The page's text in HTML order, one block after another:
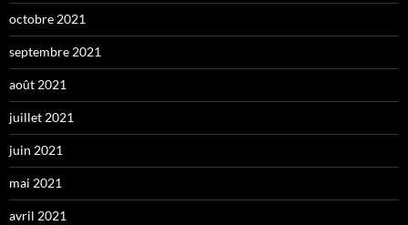
octobre 2021
septembre 2021
août 2021
juillet 2021
juin 2021
mai 2021
avril 2021